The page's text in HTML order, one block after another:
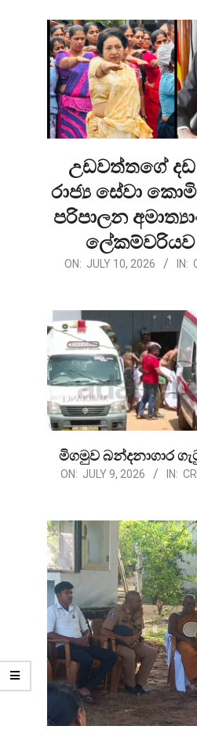
උඩවත්තගේ
රාජ්‍ය සේවා
පරිපාලන
ලේකම්වරියව
2026-
ON: JULY 10, 2026 IN:
මිගමුව බන්දනාගාර
2026-
ON: JULY 9, 2026 IN: